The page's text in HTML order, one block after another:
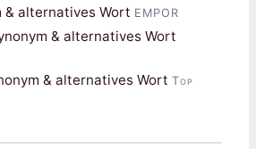
& alternatives Wort EMPOR
& alternatives Wort
& alternatives Wort Top